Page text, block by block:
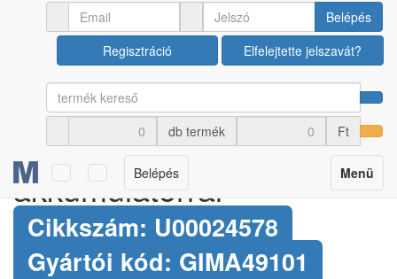
Belépés
Regisztráció
Elfelejtette jelszavát?
db termék Ft
Toggle
navigation
Menü
Belépés
Orvosi műszerek Lámpák, fényforrások
Lámpa orvosi kis-műtős
SATURNO LED 50.000
lux/1m - mobil állvány
akkumulátorral
Cikkszám: U00024578
Gyártói kód: GIMA49101